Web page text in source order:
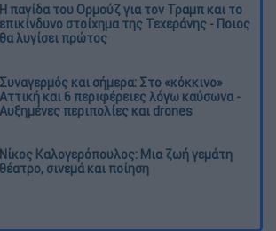
Η παγίδα του Ορμούζ για τον Τραμπ και το
επικίνδυνο στοίχημα της Τεχεράνης - Ποιος
θα λυγίσει πρώτος
Συναγερμός και σήμερα: Στο «κόκκινο»
Αττική και 6 περιφέρειες λόγω καύσωνα -
Αυξημένες περιπολίες και drones
Νίκος Καλογερόπουλος: Μια ζωή γεμάτη
θέατρο, σινεμά και ποίηση